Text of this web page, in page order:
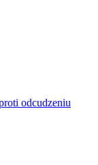
odcudzeniu